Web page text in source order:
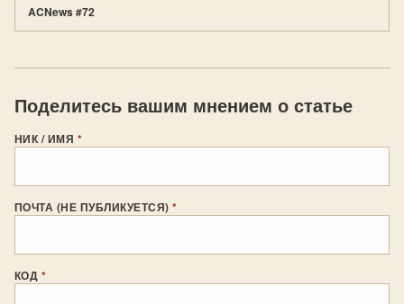
ACNews #72
Поделитесь вашим мнением о статье
НИК / ИМЯ *
ПОЧТА (НЕ ПУБЛИКУЕТСЯ)*
КОД *